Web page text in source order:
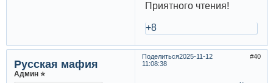
Приятного чтения!
+8
Поделиться 40
2025-11-12
11:08:38
Русская мафия
Админ ⭐️